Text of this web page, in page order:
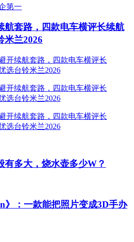
航套路，四款电车横评长续航
米兰2026
有多大，烧水壶多少W？
》：一款能把照片变成3D手办